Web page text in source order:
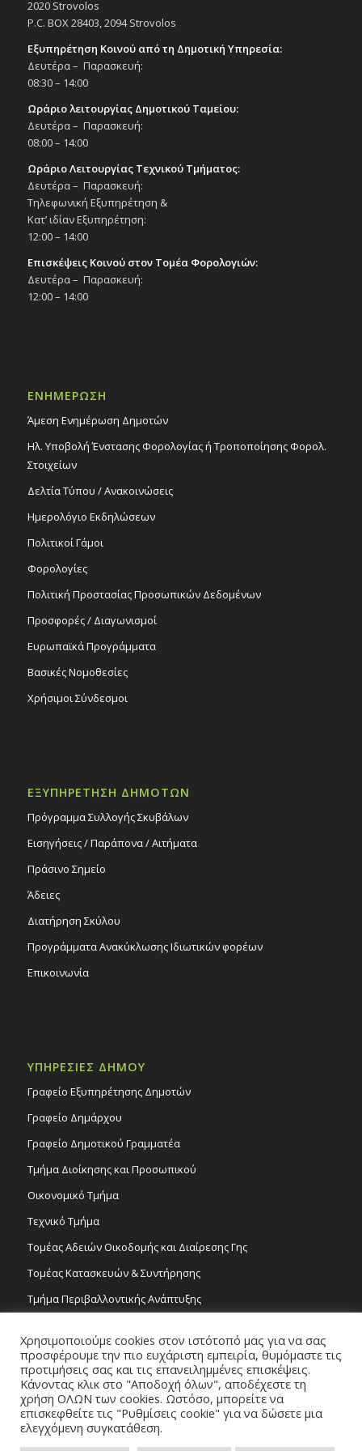
ΔΕΚ
15
Χριστουγεννιάτικη παράσταση «Christmas
Performance», 15/12/25
19:00
Δημοτικό Θέατρο Στροβόλου
ΔΕΚ
16
Χριστουγεννιάτικη συναυλία με τη
Συμφωνική Μπάντα Δήμου Στροβόλου –
Ευρωπαϊκού Πανεπιστημίου Κύπρου και τη
Δημ. Χορωδία Στροβόλου, 16/12/25, 19:30 |
Δημ. Θέατρο Στροβόλου
ΔΕΚ
18
19
Μουσικοθεατρική παράσταση «Αγύριστο
Κεφάλι – Ο Άλκης Αλκαίος που γνώρισα»,
19/12/25
Εκδηλώσεις στο Δημοτικό Θέατρο
21
Επιβιβαστείτε στο μουσικό λεωφορείο
στον Στρόβολο! Αναχώρηση και
Παράδρομος οδού Σταυρού, αρ. 69
2020 Strovolos
P.C. BOX 28403, 2094 Strovolos
Εξυπηρέτηση Κοινού από τη Δημοτική Υπηρεσία:
Δευτέρα – Παρασκευή:
08:30 – 14:00
Ωράριο λειτουργίας Δημοτικού Ταμείου:
Δευτέρα – Παρασκευή:
08:00 – 14:00
Ωράριο Λειτουργίας Τεχνικού Τμήματος:
Δευτέρα – Παρασκευή:
Τηλεφωνική Εξυπηρέτηση &
Κατ’ ιδίαν Εξυπηρέτηση:
12:00 – 14:00
Επισκέψεις Κοινού στον Τομέα Φορολογιών:
Δευτέρα – Παρασκευή:
12:00 – 14:00
ΕΝΗΜΕΡΩΣΗ
Άμεση Ενημέρωση Δημοτών
Ηλ. Υποβολή Ένστασης Φορολογίας ή Τροποποίησης Φορολ.
Στοιχείων
Δελτία Τύπου / Ανακοινώσεις
Ημερολόγιο Εκδηλώσεων
Πολιτικοί Γάμοι
Φορολογίες
Πολιτική Προστασίας Προσωπικών Δεδομένων
Προσφορές / Διαγωνισμοί
Ευρωπαϊκά Προγράμματα
Βασικές Νομοθεσίες
Χρήσιμοι Σύνδεσμοι
ΕΞΥΠΗΡΕΤΗΣΗ ΔΗΜΟΤΩΝ
Πρόγραμμα Συλλογής Σκυβάλων
Εισηγήσεις / Παράπονα / Αιτήματα
Πράσινο Σημείο
Άδειες
Διατήρηση Σκύλου
Προγράμματα Ανακύκλωσης Ιδιωτικών φορέων
Επικοινωνία
ΥΠΗΡΕΣΙΕΣ ΔΗΜΟΥ
Γραφείο Εξυπηρέτησης Δημοτών
Γραφείο Δημάρχου
Γραφείο Δημοτικού Γραμματέα
Τμήμα Διοίκησης και Προσωπικού
Οικονομικό Τμήμα
Τεχνικό Τμήμα
Τομέας Αδειών Οικοδομής και Διαίρεσης Γης
Τομέας Κατασκευών & Συντήρησης
Τμήμα Περιβαλλοντικής Ανάπτυξης
Τομέας Γραμμάτων και Τεχνών
Τροχονομία
Χρησιμοποιούμε cookies στον ιστότοπό μας για να σας
προσφέρουμε την πιο ευχάριστη εμπειρία, θυμόμαστε τις
προτιμήσεις σας και τις επανειλημμένες επισκέψεις.
Κάνοντας κλικ στο "Αποδοχή όλων", αποδέχεστε τη
χρήση ΟΛΩΝ των cookies. Ωστόσο, μπορείτε να
επισκεφθείτε τις "Ρυθμίσεις cookie" για να δώσετε μια
ελεγχόμενη συγκατάθεση.